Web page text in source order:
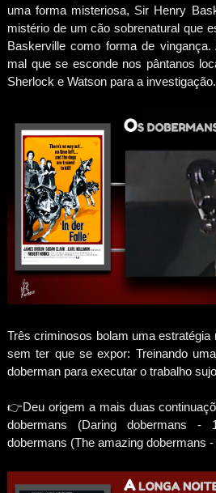
uma forma misteriosa, Sir Henry
mistério de um cão sobrenatural que
Baskerville como forma de
mal que se esconde nos pântanos
Sherlock e Watson para a investigação.
Três criminosos bolam uma estratégia
sem ter que se expor: Treinando
doberman para executar o trabalho
👉Deu origem a mais duas
dobermans (Daring dobermans
dobermans (The amazing dobermans -